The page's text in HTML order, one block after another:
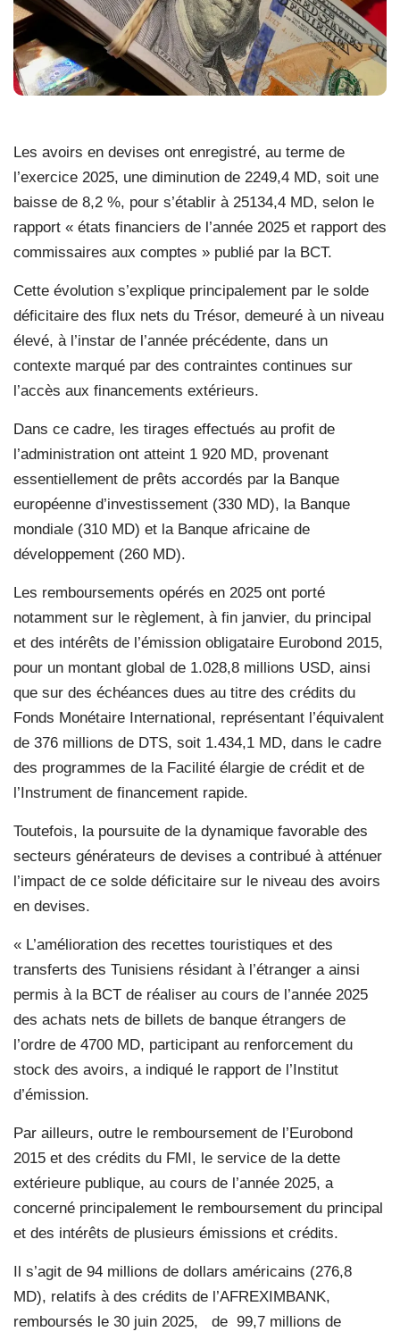
Les avoirs en devises ont enregistré, au terme de
l’exercice 2025, une diminution de 2249,4 MD, soit une
baisse de 8,2 %, pour s’établir à 25134,4 MD, selon le
rapport « états financiers de l’année 2025 et rapport des
commissaires aux comptes » publié par la BCT.
Cette évolution s’explique principalement par le solde
déficitaire des flux nets du Trésor, demeuré à un niveau
élevé, à l’instar de l’année précédente, dans un
contexte marqué par des contraintes continues sur
l’accès aux financements extérieurs.
Dans ce cadre, les tirages effectués au profit de
l’administration ont atteint 1 920 MD, provenant
essentiellement de prêts accordés par la Banque
européenne d’investissement (330 MD), la Banque
mondiale (310 MD) et la Banque africaine de
développement (260 MD).
Les remboursements opérés en 2025 ont porté
notamment sur le règlement, à fin janvier, du principal
et des intérêts de l’émission obligataire Eurobond 2015,
pour un montant global de 1.028,8 millions USD, ainsi
que sur des échéances dues au titre des crédits du
Fonds Monétaire International, représentant l’équivalent
de 376 millions de DTS, soit 1.434,1 MD, dans le cadre
des programmes de la Facilité élargie de crédit et de
l’Instrument de financement rapide.
Toutefois, la poursuite de la dynamique favorable des
secteurs générateurs de devises a contribué à atténuer
l’impact de ce solde déficitaire sur le niveau des avoirs
en devises.
« L’amélioration des recettes touristiques et des
transferts des Tunisiens résidant à l’étranger a ainsi
permis à la BCT de réaliser au cours de l’année 2025
des achats nets de billets de banque étrangers de
l’ordre de 4700 MD, participant au renforcement du
stock des avoirs, a indiqué le rapport de l’Institut
d’émission.
Par ailleurs, outre le remboursement de l’Eurobond
2015 et des crédits du FMI, le service de la dette
extérieure publique, au cours de l’année 2025, a
concerné principalement le remboursement du principal
et des intérêts de plusieurs émissions et crédits.
Il s’agit de 94 millions de dollars américains (276,8
MD), relatifs à des crédits de l’AFREXIMBANK,
remboursés le 30 juin 2025,
de 99,7 millions de